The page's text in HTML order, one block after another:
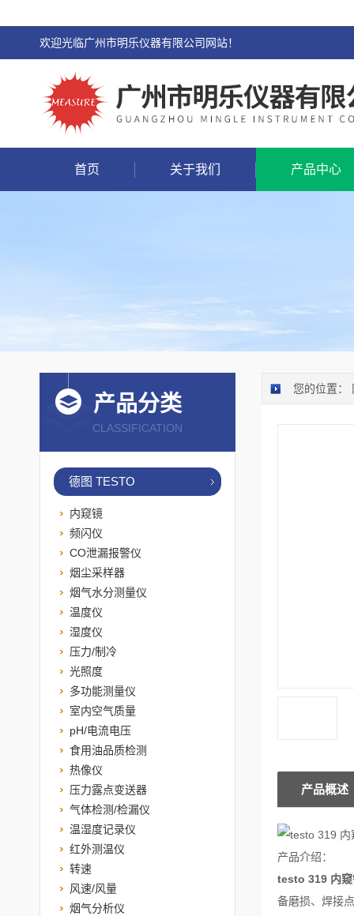
欢迎光临广州市明乐仪器有限公司网站！
首页 关于我们 产品中心
您的位置：
产品概述
产品介绍：
testo 319 内窥
备磨损、焊接
产品分类
CLASSIFICATION
德图 TESTO
内窥镜
频闪仪
CO泄漏报警仪
烟尘采样器
烟气水分测量仪
温度仪
湿度仪
压力/制冷
光照度
多功能测量仪
室内空气质量
pH/电流电压
食用油品质检测
热像仪
压力露点变送器
气体检测/检漏仪
温湿度记录仪
红外测温仪
转速
风速/风量
烟气分析仪